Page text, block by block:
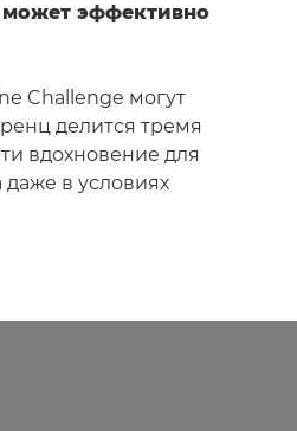
может эффективно
Challenge могут
делится тремя
вдохновение для
даже в условиях